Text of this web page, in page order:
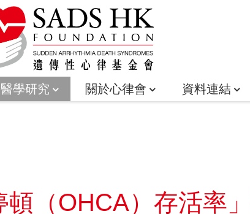
醫學研究 關於心律會 資料連結
（OHCA）存活率